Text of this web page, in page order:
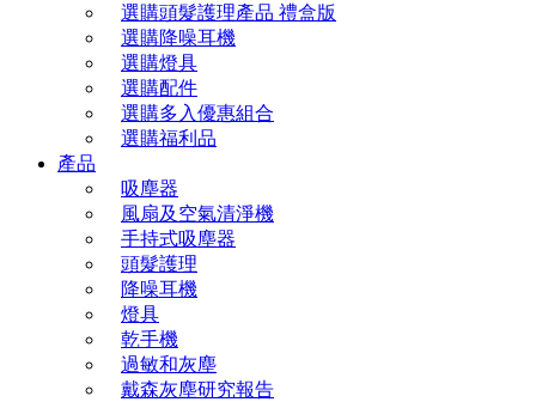
選購頭髮護理產品 禮盒版
選購降噪耳機
選購燈具
選購配件
選購多入優惠組合
選購福利品
產品
吸塵器
風扇及空氣清淨機
手持式吸塵器
頭髮護理
降噪耳機
燈具
乾手機
過敏和灰塵
戴森灰塵研究報告